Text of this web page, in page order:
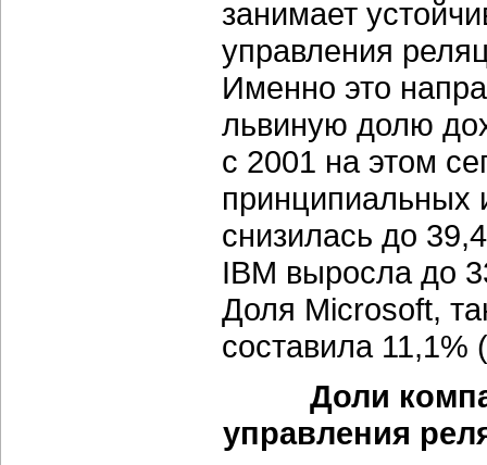
занимает
управления
Именно это
львиную долю
с 2001 на этом
принципиальных
снизилась до
IBM выросла до
Доля Microsoft,
составила
Доли
управления